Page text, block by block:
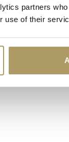
partners
use of their